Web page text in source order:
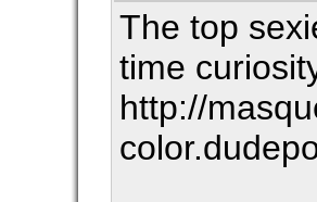
The top
time
http://